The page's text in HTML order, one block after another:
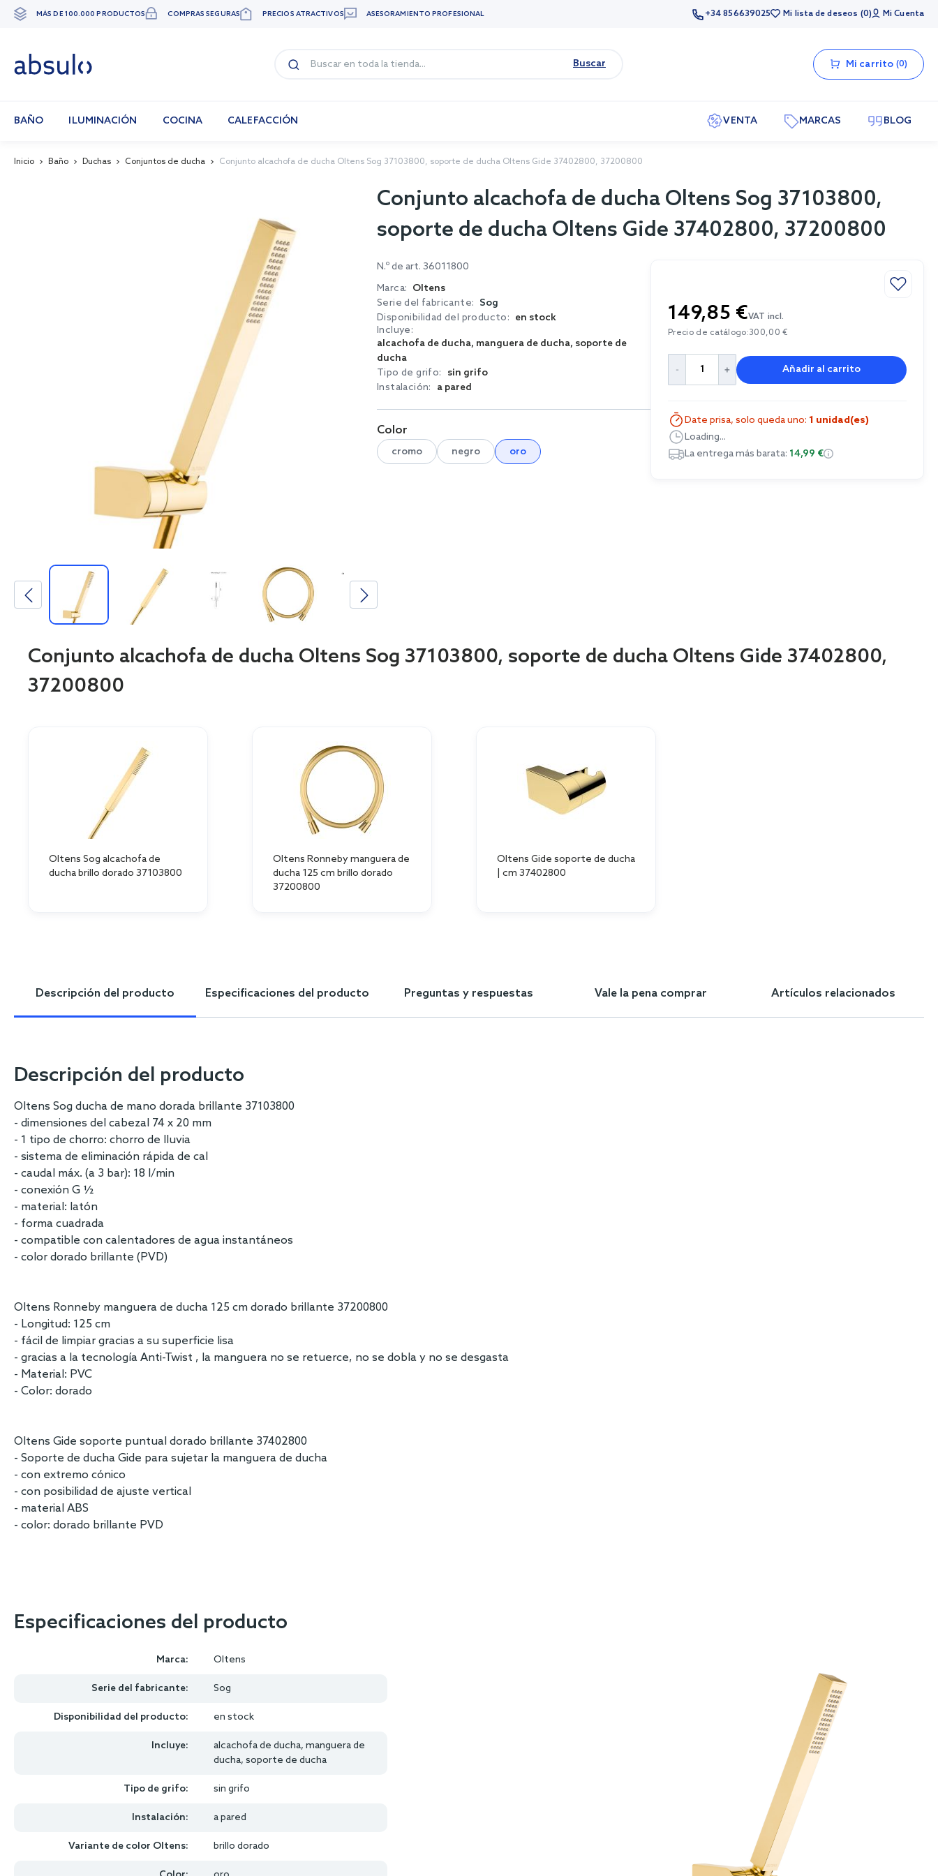
Ir
MÁS DE 100.000 PRODUCTOS COMPRAS SEGURAS PRECIOS ATRACTIVOS ASESORAMIENTO PROFESIONAL +34 856639025 Mi lista de deseos 0 Mi Cuenta
Buscar Mi carrito 0
BAÑO ILUMINACIÓN COCINA CALEFACCIÓN VENTA MARCAS BLOG
Inicio Baño Duchas Conjuntos de ducha Conjunto alcachofa de ducha Oltens Sog 37103800, soporte de ducha Oltens Gide 37402800, 37200800
the
beginning
Conjunto alcachofa de ducha Oltens Sog 37103800,
soporte de ducha Oltens Gide 37402800, 37200800
N.º de art. 36011800
Marca: Oltens
Serie del fabricante: Sog
Disponibilidad del producto: en stock
Incluye:
alcachofa de ducha, manguera de ducha, soporte de
ducha
Tipo de grifo:
sin grifo
Instalación:
a pared
Color
cromo negro oro
149,85 €VAT incl.
Precio de catálogo:300,00 €
Añadir al carrito
Date prisa, solo queda uno: 1 unidad(es)
Loading...
La entrega más barata: 14,99 €
Conjunto alcachofa de ducha Oltens Sog 37103800, soporte de ducha Oltens Gide 37402800,
37200800
Oltens Sog alcachofa de
ducha brillo dorado 37103800
Oltens Ronneby manguera de
ducha 125 cm brillo dorado
37200800
Oltens Gide soporte de ducha
| cm 37402800
Descripción del producto Especificaciones del producto Preguntas y respuestas Vale la pena comprar Artículos relacionados
Descripción del producto
Oltens Sog ducha de mano dorada brillante 37103800
- dimensiones del cabezal 74 x 20 mm
- 1 tipo de chorro: chorro de lluvia
- sistema de eliminación rápida de cal
- caudal máx. (a 3 bar): 18 l/min
- conexión G ½
- material: latón
- forma cuadrada
- compatible con calentadores de agua instantáneos
- color dorado brillante (PVD)
Oltens Ronneby manguera de ducha 125 cm dorado brillante 37200800
- Longitud: 125 cm
- fácil de limpiar gracias a su superficie lisa
- gracias a la tecnología Anti-Twist , la manguera no se retuerce, no se dobla y no se desgasta
- Material: PVC
- Color: dorado
Oltens Gide soporte puntual dorado brillante 37402800
- Soporte de ducha Gide para sujetar la manguera de ducha
- con extremo cónico
- con posibilidad de ajuste vertical
- material ABS
- color: dorado brillante PVD
Especificaciones del producto
Marca: Oltens
Serie del fabricante: Sog
Disponibilidad del producto: en stock
Incluye:
alcachofa de ducha, manguera de
ducha, soporte de ducha
Tipo de grifo: sin grifo
Instalación: a pared
Variante de color Oltens: brillo dorado